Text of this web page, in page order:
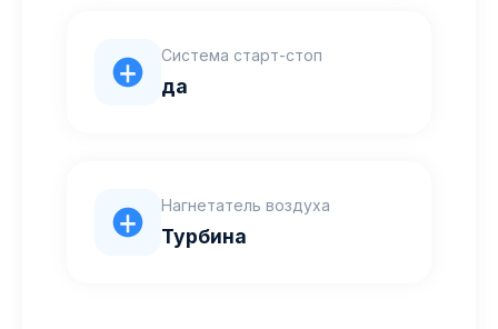
Система старт-стоп
да
Нагнетатель воздуха
Турбина